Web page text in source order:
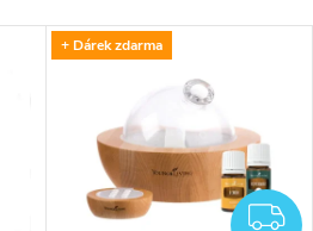
+ Dárek zdarma